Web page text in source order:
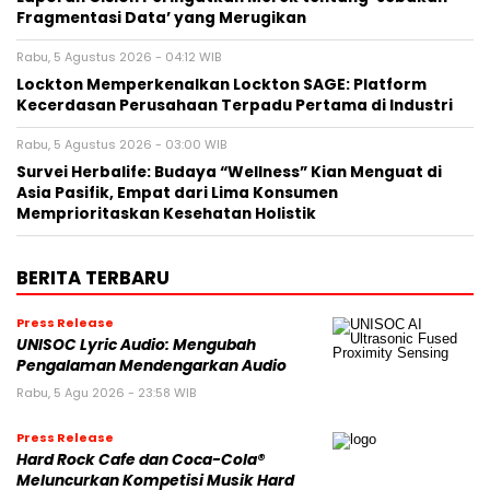
Fragmentasi Data’ yang Merugikan
Rabu, 5 Agustus 2026 - 04:12 WIB
Lockton Memperkenalkan Lockton SAGE: Platform
Kecerdasan Perusahaan Terpadu Pertama di Industri
Rabu, 5 Agustus 2026 - 03:00 WIB
Survei Herbalife: Budaya “Wellness” Kian Menguat di
Asia Pasifik, Empat dari Lima Konsumen
Memprioritaskan Kesehatan Holistik
BERITA TERBARU
Press Release
UNISOC Lyric Audio: Mengubah
Pengalaman Mendengarkan Audio
Rabu, 5 Agu 2026 - 23:58 WIB
Press Release
Hard Rock Cafe dan Coca-Cola®
Meluncurkan Kompetisi Musik Hard